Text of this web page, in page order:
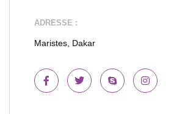
ADRESSE :
Maristes, Dakar